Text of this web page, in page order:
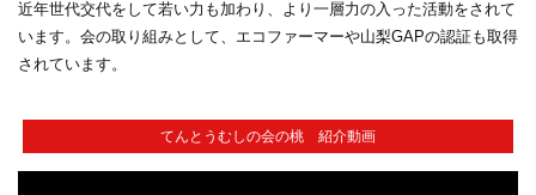
近年世代交代をして若い力も加わり、より一層力の入った活動をされて
います。会の取り組みとして、エコファーマーや山梨GAPの認証も取得
されています。
てんとうむしの会の桃 紹介動画